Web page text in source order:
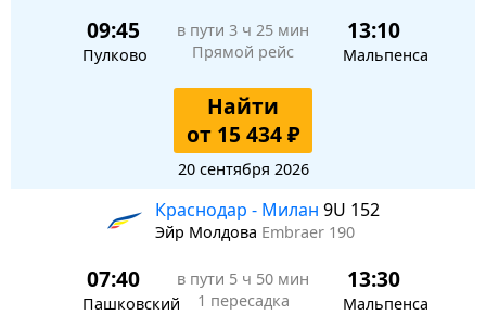
09:45
Пулково
в пути 3 ч 25 мин
Прямой рейс
13:10
Мальпенса
Найти
от 15 434 ₽
20 сентября 2026
Краснодар - Милан 9U 152
Эйр Молдова Embraer 190
07:40
Пашковский
в пути 5 ч 50 мин
1 пересадка
13:30
Мальпенса